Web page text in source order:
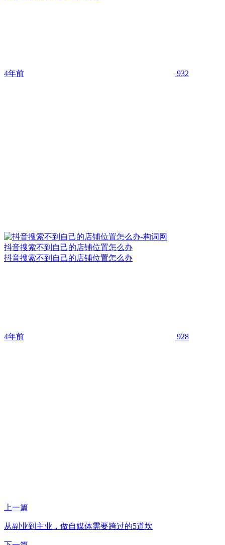
4年前 932
抖音搜索不到自己的店铺位置怎么办
抖音搜索不到自己的店铺位置怎么办
4年前 928
上一篇
从副业到主业，做自媒体需要跨过的5道坎